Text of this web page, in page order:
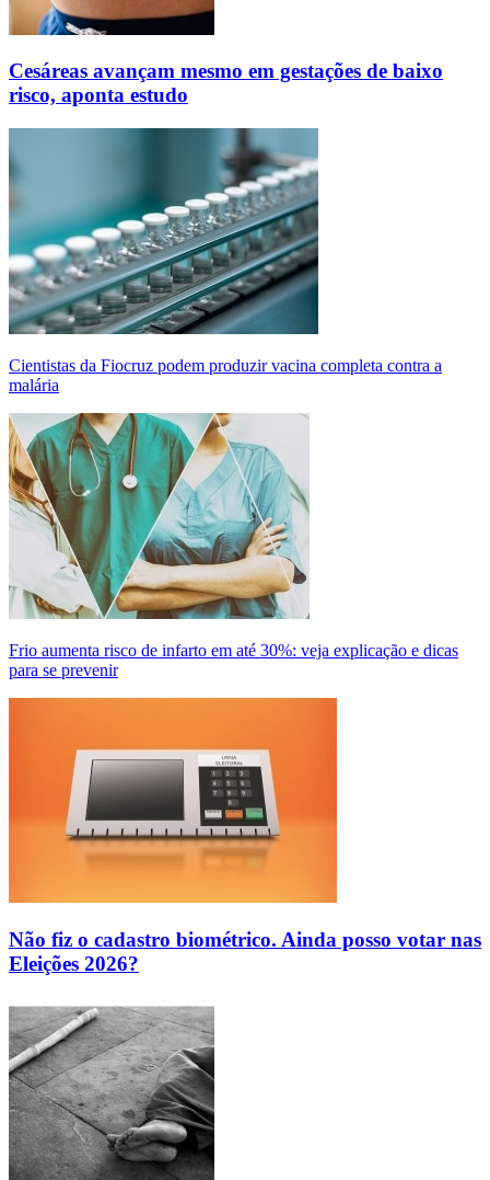
Cesáreas avançam mesmo em gestações de baixo
risco, aponta estudo
Cientistas da Fiocruz podem produzir vacina completa contra a
malária
Frio aumenta risco de infarto em até 30%: veja explicação e dicas
para se prevenir
Não fiz o cadastro biométrico. Ainda posso votar nas
Eleições 2026?